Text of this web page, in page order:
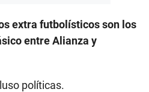
extra futbolísticos son los
entre Alianza y
políticas.